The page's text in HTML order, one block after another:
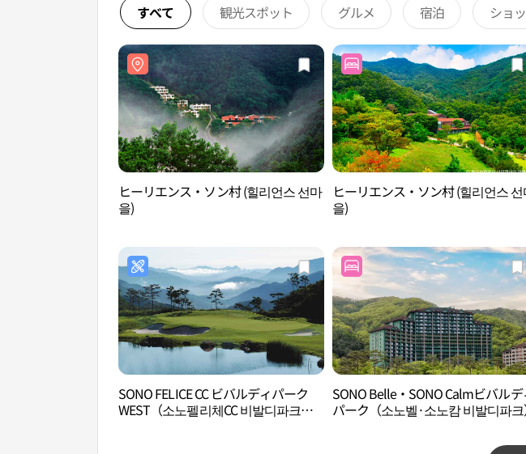
すべて 観光スポット グルメ 宿泊 ショ
ヒーリエンス・ソン村 (힐리언스 선마
을)
ヒーリエンス・ソン村 (힐리언스
을)
SONO FELICE CC ビバルディパーク
WEST（소노펠리체CC 비발디파크
SONO Belle・SONO Calmビバルデ
パーク（소노벨·소노캄 비발디파크